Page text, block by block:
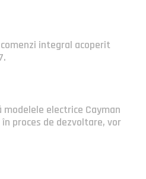
integral acoperit
modelele electrice Cayman
proces de dezvoltare, vor